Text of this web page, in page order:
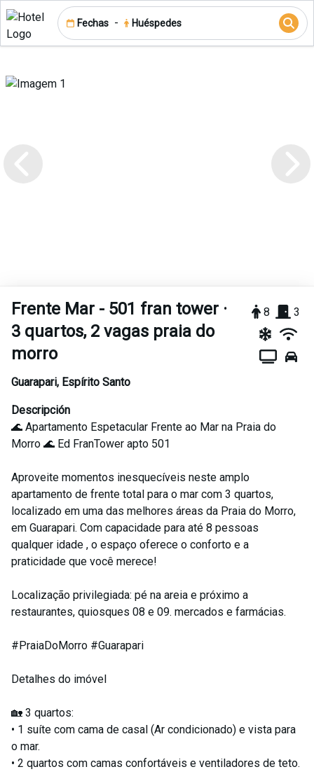
Fechas - Huéspedes
Frente Mar - 501 fran tower ·
3 quartos, 2 vagas praia do
morro
8 3
Guarapari, Espírito Santo
Descripción
🌊 Apartamento Espetacular Frente ao Mar na Praia do
Morro 🌊 Ed FranTower apto 501
Aproveite momentos inesquecíveis neste amplo
apartamento de frente total para o mar com 3 quartos,
localizado em uma das melhores áreas da Praia do Morro,
em Guarapari. Com capacidade para até 8 pessoas
qualquer idade , o espaço oferece o conforto e a
praticidade que você merece!
Localização privilegiada: pé na areia e próximo a
restaurantes, quiosques 08 e 09. mercados e farmácias.
#PraiaDoMorro #Guarapari
Detalhes do imóvel
🏡 3 quartos:
• 1 suíte com cama de casal (Ar condicionado) e vista para
o mar.
• 2 quartos com camas confortáveis e ventiladores de teto.